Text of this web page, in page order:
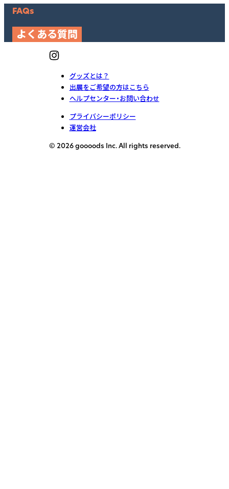
FAQs
よくある質問
グッズとは？
出展をご希望の方はこちら
ヘルプセンター・お問い合わせ
プライバシーポリシー
運営会社
© 2026 goooods Inc. All rights reserved.